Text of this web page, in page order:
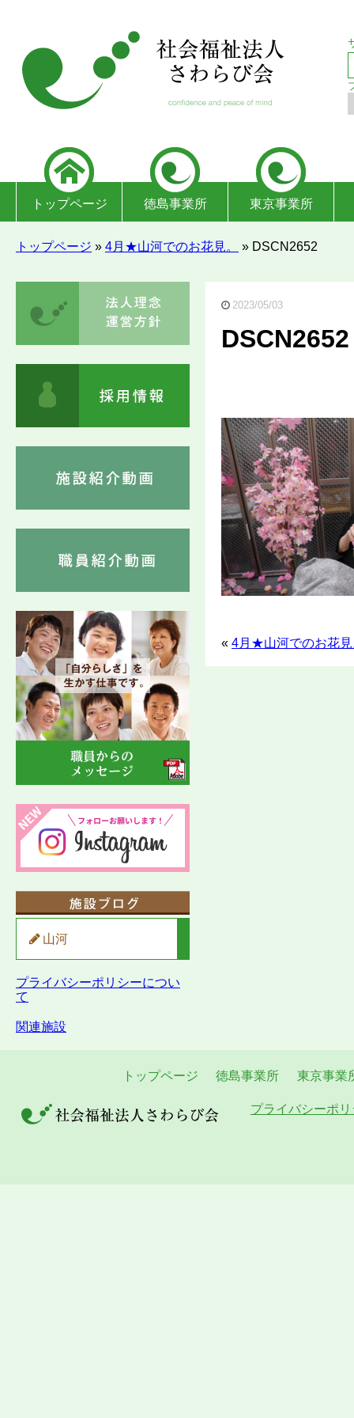
トップページ 徳島事業所 東京事業所
トップページ » 4月★山河でのお花見。 » DSCN2652
2023/05/03
DSCN2652
« 4月★山河でのお花
山河
プライバシーポリシーについ
て
関連施設
トップページ 徳島事業所 東京事業
プライバシーポ